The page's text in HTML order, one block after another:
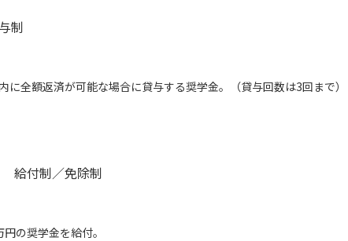
学問のミニ講義「夢ナビ講義」 学問
制
全額返済が可能な場合に貸与する奨学金。（貸与回数は3回まで）
給付制／免除制
の奨学金を給付。